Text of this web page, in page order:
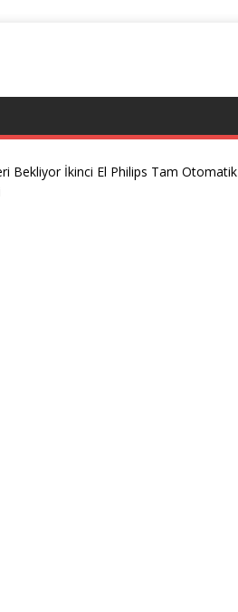
Bekliyor İkinci El Philips Tam Otomatik